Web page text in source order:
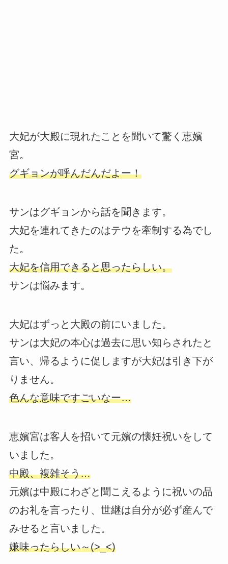
大妃が大殿に現れたことを聞いて驚く恵嬪
宮。
グギョンが呼んだんだよー！
サンはグギョンから話を聞きます。
大妃を連れてきたのはテウを牽制する為でし
た。
大妃を信用できると思ったらしい。
サンは悩みます。
大妃はずっと大殿の前にいました。
サンは大妃の本心は過去に思い知らされたと
言い、帰るように促しますが大妃は引き下が
りません。
色んな意味ですごいなー…
恵嬪宮は客人を招いて元嬪の懐妊祝いをして
いました。
中殿、複雑そう…
元嬪は中殿にわざと聞こえるように祝いの品
のお礼を言ったり、世継は自分が必ず産んで
みせると言いました。
嫌味ったらしい～(>_<)